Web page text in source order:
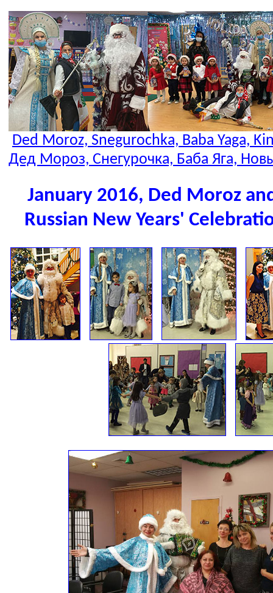
Ded Moroz, Snegurochka, Baba Yaga,
Дед Мороз, Снегурочка, Баба Яга,
January 2016, Ded Moroz
Russian New Years'